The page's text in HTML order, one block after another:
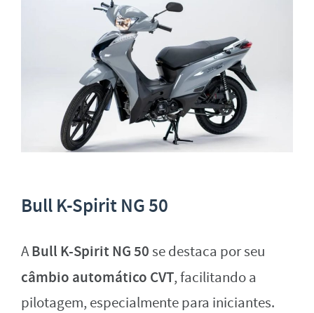
Bull K-Spirit NG 50
ABull K-Spirit NG 50se destaca por seu
câmbio automático CVT, facilitando a
pilotagem, especialmente para iniciantes.